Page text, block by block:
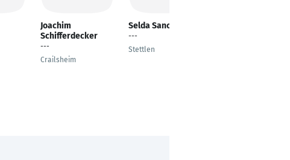
Joachim
Schifferdecker
---
Crailsheim
Selda Sanci
---
Stettlen